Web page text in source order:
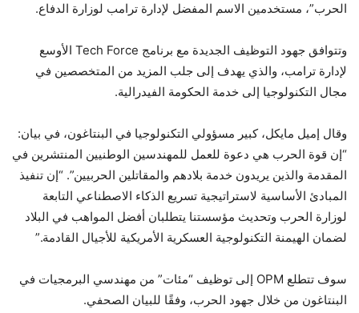
الحرب”، مستخدمين الاسم المفضل لإدارة ترامب لوزارة الدفاع.
وتتوافق جهود التوظيف الجديدة مع برنامج Tech Force الأوسع
لإدارة ترامب، والذي يهدف إلى جلب المزيد من المتخصصين في
مجال التكنولوجيا إلى خدمة الحكومة الفيدرالية.
وقال إميل مايكل، كبير مسؤولي التكنولوجيا في البنتاغون، في بيان:
“إن قوة الحرب هي دعوة للعمل للمهندسين الوطنيين المنتشرين في
المقدمة والذين يريدون خدمة بلادهم والمقاتلين الحربيين”. “إن تنفيذ
المبادئ الأساسية لاستراتيجية تسريع الذكاء الاصطناعي التابعة
لوزارة الحرب وتحديث مؤسستنا يتطلبان أفضل المواهب في البلاد
لضمان الهيمنة التكنولوجية العسكرية الأمريكية للأجيال القادمة.”
سوف تتطلع OPM إلى توظيف “مئات” من مهندسي البرمجيات في
البنتاغون من خلال جهود الحرب، وفقًا للبيان الصحفي.